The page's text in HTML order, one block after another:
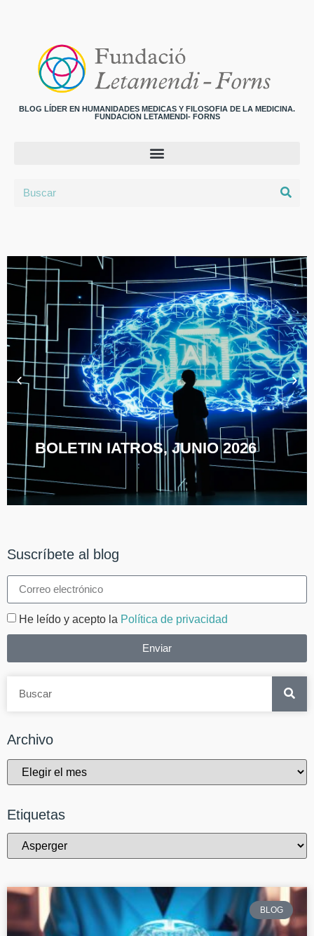
BLOG LÍDER EN HUMANIDADES MEDICAS Y FILOSOFIA DE LA MEDICINA.
FUNDACION LETAMENDI- FORNS
BOLETIN IATROS, JUNIO 2026
Suscríbete al blog
He leído y acepto la Política de privacidad
Enviar
Archivo
Etiquetas
BLOG